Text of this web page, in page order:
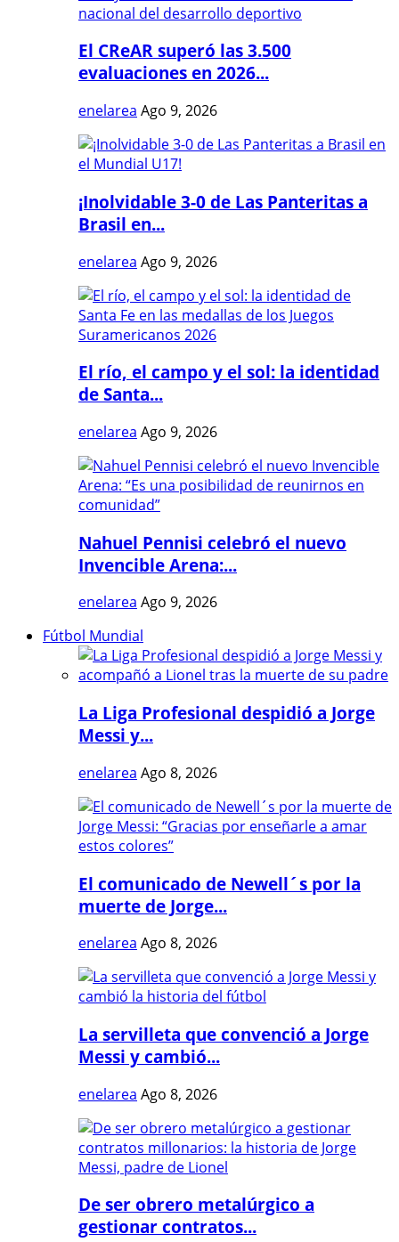
El CReAR superó las 3.500
evaluaciones en 2026...
enelarea Ago 9, 2026
¡Inolvidable 3-0 de Las Panteritas a
Brasil en...
enelarea Ago 9, 2026
El río, el campo y el sol: la identidad
de Santa...
enelarea Ago 9, 2026
Nahuel Pennisi celebró el nuevo
Invencible Arena:...
enelarea Ago 9, 2026
Fútbol Mundial
La Liga Profesional despidió a Jorge
Messi y...
enelarea Ago 8, 2026
El comunicado de Newell´s por la
muerte de Jorge...
enelarea Ago 8, 2026
La servilleta que convenció a Jorge
Messi y cambió...
enelarea Ago 8, 2026
De ser obrero metalúrgico a
gestionar contratos...